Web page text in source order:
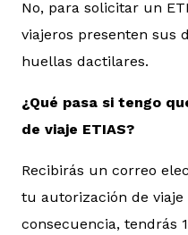
No, para solicitar un
viajeros presenten sus
huellas dactilares.
¿Qué pasa si tengo
de viaje ETIAS?
Recibirás un correo
tu autorización de viaje
consecuencia, tendrás